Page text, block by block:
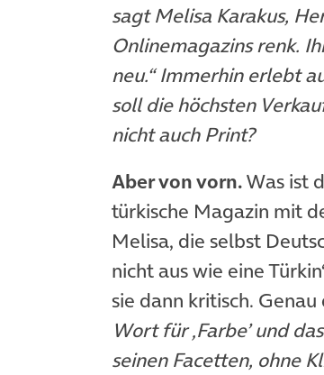
sagt Melisa Karakus,
Onlinemagazins renk.
neu.“ Immerhin erlebt
soll die höchsten
nicht auch Print?
Aber von vorn.Was ist
türkische Magazin mit
Melisa, die selbst
nicht aus wie eine
sie dann kritisch. Genau
Wort für ‚Farbe’ und
seinen Facetten, ohne